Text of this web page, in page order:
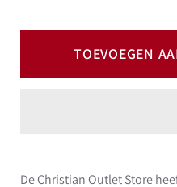
TOEVOEGEN
De Christian Outlet Store